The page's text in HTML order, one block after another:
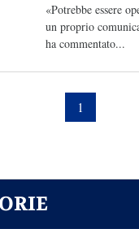
«Potrebbe essere
un proprio
ha commentato...
1